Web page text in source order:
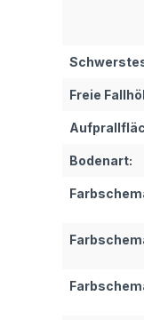
Freie
Bodenart: